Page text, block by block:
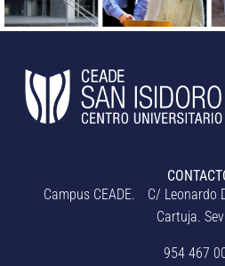
Campus CEADE. C/ Leonardo
Cartuja.
954 467